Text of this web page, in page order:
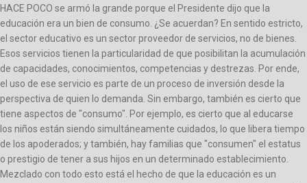
HACE POCO se armó la grande porque el Presidente dijo que la
educación era un bien de consumo. ¿Se acuerdan? En sentido estricto,
el sector educativo es un sector proveedor de servicios, no de bienes.
Esos servicios tienen la particularidad de que posibilitan la acumulación
de capacidades, conocimientos, competencias y destrezas. Por ende,
el uso de ese servicio es parte de un proceso de inversión desde la
perspectiva de quien lo demanda. Sin embargo, también es cierto que
tiene aspectos de "consumo". Por ejemplo, es cierto que al educarse
los niños están siendo simultáneamente cuidados, lo que libera tiempo
de los apoderados; y también, hay familias que "consumen" el estatus
o prestigio de tener a sus hijos en un determinado establecimiento.
Mezclado con todo esto está el hecho de que la educación es un